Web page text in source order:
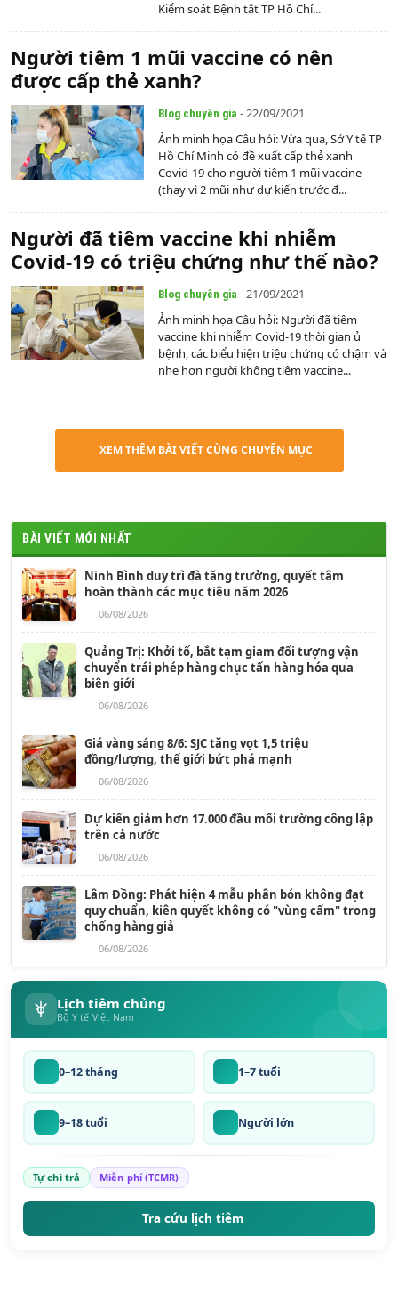
Kiểm soát Bệnh tật TP Hồ Chí...
Người tiêm 1 mũi vaccine có nên
được cấp thẻ xanh?
Blog chuyên gia - 22/09/2021
Ảnh minh họa Câu hỏi: Vừa qua, Sở Y tế TP
Hồ Chí Minh có đề xuất cấp thẻ xanh
Covid-19 cho người tiêm 1 mũi vaccine
(thay vì 2 mũi như dự kiến trước đ...
Người đã tiêm vaccine khi nhiễm
Covid-19 có triệu chứng như thế nào?
Blog chuyên gia - 21/09/2021
Ảnh minh họa Câu hỏi: Người đã tiêm
vaccine khi nhiễm Covid-19 thời gian ủ
bệnh, các biểu hiện triệu chứng có chậm và
nhẹ hơn người không tiêm vaccine...
XEM THÊM BÀI VIẾT CÙNG CHUYÊN MỤC
BÀI VIẾT MỚI NHẤT
Ninh Bình duy trì đà tăng trưởng, quyết tâm
hoàn thành các mục tiêu năm 2026
06/08/2026
Quảng Trị: Khởi tố, bắt tạm giam đối tượng vận
chuyển trái phép hàng chục tấn hàng hóa qua
biên giới
06/08/2026
Giá vàng sáng 8/6: SJC tăng vọt 1,5 triệu
đồng/lượng, thế giới bứt phá mạnh
06/08/2026
Dự kiến giảm hơn 17.000 đầu mối trường công lập
trên cả nước
06/08/2026
Lâm Đồng: Phát hiện 4 mẫu phân bón không đạt
quy chuẩn, kiên quyết không có "vùng cấm" trong
chống hàng giả
06/08/2026
Lịch tiêm chủng
Bộ Y tế Việt Nam
0–12 tháng 1–7 tuổi
9–18 tuổi Người lớn
Tự chi trả Miễn phí (TCMR)
Tra cứu lịch tiêm